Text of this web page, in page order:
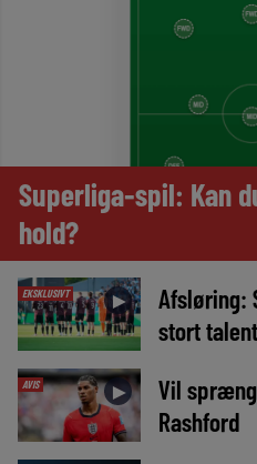
Superliga-spil: Kan
hold?
EKSKLUSIVT ►
Afsløring:
stort talent
AVIS ►
Vil
Rashford